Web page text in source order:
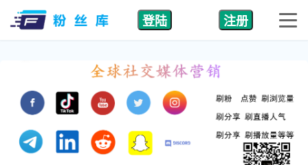
登陆 注册